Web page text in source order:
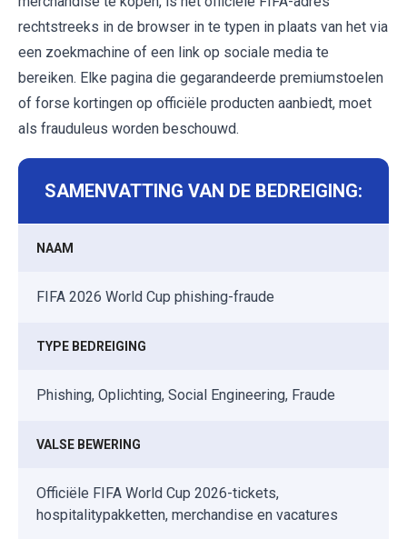
rechtstreeks in de browser in te typen in plaats van het via
een zoekmachine of een link op sociale media te
bereiken. Elke pagina die gegarandeerde premiumstoelen
of forse kortingen op officiële producten aanbiedt, moet
als frauduleus worden beschouwd.
SAMENVATTING VAN DE BEDREIGING:
NAAM
FIFA 2026 World Cup phishing-fraude
TYPE BEDREIGING
Phishing, Oplichting, Social Engineering, Fraude
VALSE BEWERING
Officiële FIFA World Cup 2026-tickets,
hospitalitypakketten, merchandise en vacatures